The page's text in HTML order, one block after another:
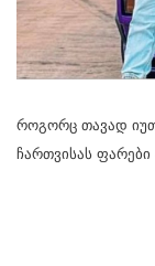
როგორც თავად
ჩართვისას